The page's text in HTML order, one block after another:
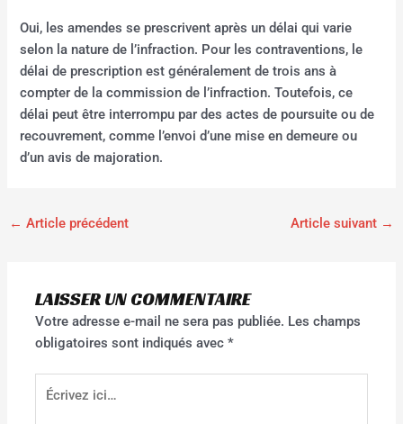
Oui, les amendes se prescrivent après un délai qui varie
selon la nature de l’infraction. Pour les contraventions, le
délai de prescription est généralement de trois ans à
compter de la commission de l’infraction. Toutefois, ce
délai peut être interrompu par des actes de poursuite ou de
recouvrement, comme l’envoi d’une mise en demeure ou
d’un avis de majoration.
← Article précédent Article suivant →
LAISSER UN COMMENTAIRE
Votre adresse e-mail ne sera pas publiée. Les champs
obligatoires sont indiqués avec*
Écrivez
ici…